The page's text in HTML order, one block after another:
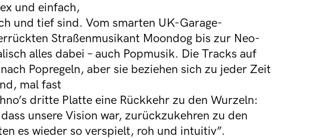
und einfach,
und tief sind. Vom smarten UK-Garage-
Straßenmusikant Moondog bis zur Neo-
alles dabei – auch Popmusik. Die Tracks auf
Popregeln, aber sie beziehen sich zu jeder Zeit
mal fast
dritte Platte eine Rückkehr zu den Wurzeln:
unsere Vision war, zurückzukehren zu den
es wieder so verspielt, roh und intuitiv”.